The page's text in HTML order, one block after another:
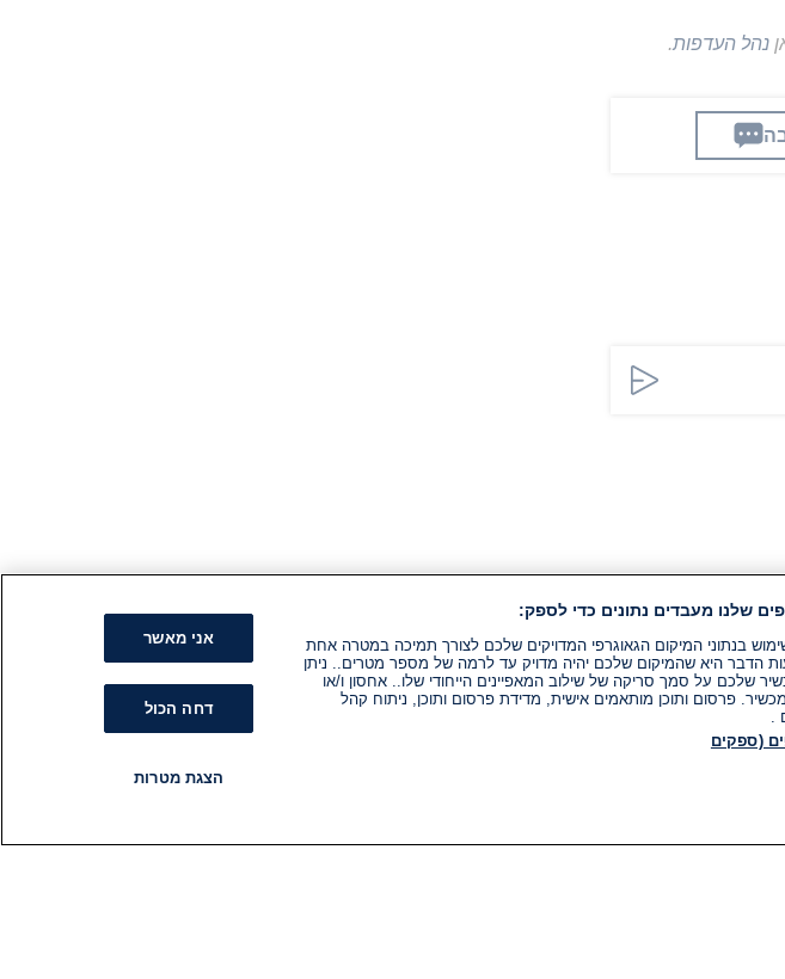
נהל העדפות.
שלנו מעבדים נתונים כדי לספק:
בנתוני המיקום הגאוגרפי המדויקים שלכם לצורך תמיכה במטרה אחת
הדבר היא שהמיקום שלכם יהיה מדויק עד לרמה של מספר מטרים.. ניתן
שלכם על סמך סריקה של שילוב המאפיינים הייחודי שלו.. אחסון ו/או
פרסום ותוכן מותאמים אישית, מדידת פרסום ותוכן, ניתוח קהל
.
(ספקים
אני מאשר
דחה הכול
הצגת מטרות